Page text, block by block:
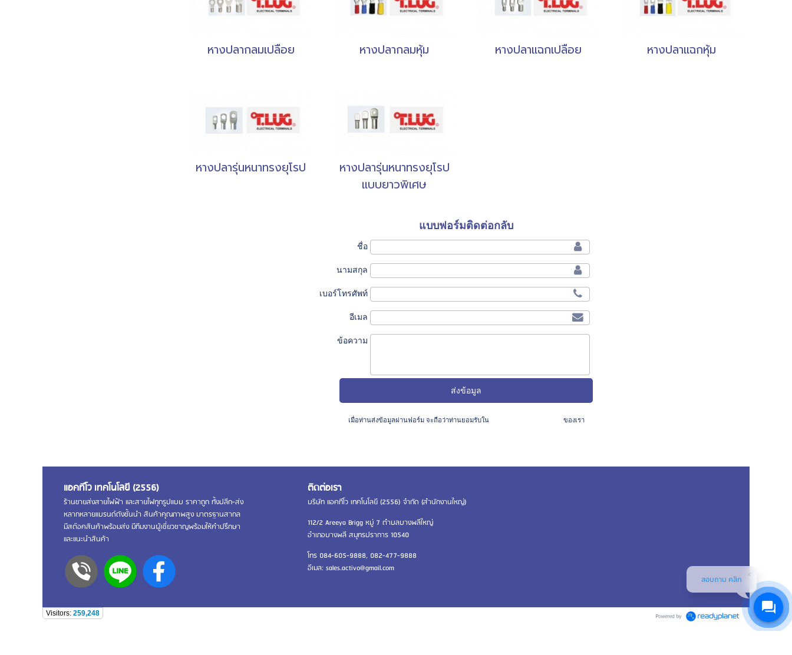
หางปลากลมเปลือย หางปลากลมหุ้ม หางปลาแฉกเปลือย หางปลาแฉกหุ้ม
หางปลารุ่นหนาทรงยุโรป
หางปลารุ่นหนาทรงยุโรป
แบบยาวพิเศษ
แบบฟอร์มติดต่อกลับ
ชื่อ
นามสกุล
เบอร์โทรศัพท์
อีเมล
ข้อความ
เมื่อท่านส่งข้อมูลผ่านฟอร์ม จะถือว่าท่านยอมรับในนโยบายความเป็นส่วนตัว ของเรา
แอคทีโว เทคโนโลยี (2556)
ร้านขายส่งสายไฟฟ้า และสายไฟทุกรูปแบบ ราคาถูก ทั้งปลีก-ส่ง
หลากหลายแบรนด์ดังชั้นนำ สินค้าคุณภาพสูง มาตรฐานสากล
มีสต๊อคสินค้าพร้อมส่ง มีทีมงานผู้เชี่ยวชาญพร้อมให้คำปรึกษา
และแนะนำสินค้า
ติดต่อเรา
บริษัท แอคทีโว เทคโนโลยี (2556) จำกัด (สำนักงานใหญ่)
112/2 Areeya Brigg หมู่ 7 ตำบลบางพลีใหญ่
อำเภอบางพลี สมุทรปราการ 10540
โทร 084-605-9888, 082-477-9888
อีเมล:sales.activo@gmail.com
Visitors: 259,248
สอบถาม คลิก